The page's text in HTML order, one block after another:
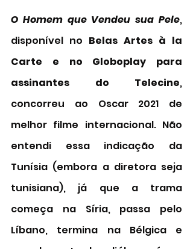
O Homem que Vendeu sua Pele,
disponível no Belas Artes à la
Carte e no Globoplay para
assinantes do Telecine,
concorreu ao Oscar 2021 de
melhor filme internacional. Não
entendi essa indicação da
Tunísia (embora a diretora seja
tunisiana), já que a trama
começa na Síria, passa pelo
Líbano, termina na Bélgica e